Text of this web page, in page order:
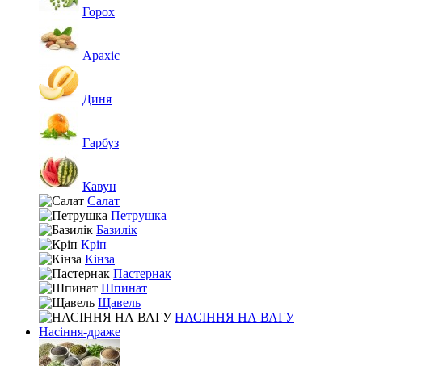
Горох
Арахіс
Диня
Гарбуз
Кавун
Салат
Петрушка
Базилік
Кріп
Кінза
Пастернак
Шпинат
Щавель
НАСІННЯ НА ВАГУ
Насіння-драже